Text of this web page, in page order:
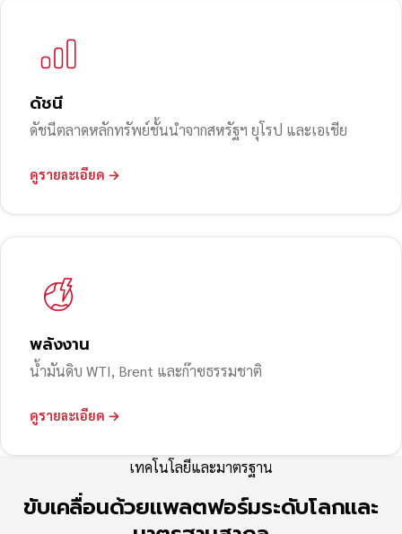
ดัชนี
ดัชนีตลาดหลักทรัพย์ชั้นนำจากสหรัฐฯ ยุโรป และเอเชีย
ดูรายละเอียด →
พลังงาน
น้ำมันดิบ WTI, Brent และก๊าซธรรมชาติ
ดูรายละเอียด →
เทคโนโลยีและมาตรฐาน
ขับเคลื่อนด้วยแพลตฟอร์มระดับโลกและ